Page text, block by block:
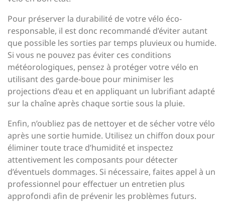
Pour préserver la durabilité de votre vélo éco-
responsable, il est donc recommandé d’éviter autant
que possible les sorties par temps pluvieux ou humide.
Si vous ne pouvez pas éviter ces conditions
météorologiques, pensez à protéger votre vélo en
utilisant des garde-boue pour minimiser les
projections d’eau et en appliquant un lubrifiant adapté
sur la chaîne après chaque sortie sous la pluie.
Enfin, n’oubliez pas de nettoyer et de sécher votre vélo
après une sortie humide. Utilisez un chiffon doux pour
éliminer toute trace d’humidité et inspectez
attentivement les composants pour détecter
d’éventuels dommages. Si nécessaire, faites appel à un
professionnel pour effectuer un entretien plus
approfondi afin de prévenir les problèmes futurs.